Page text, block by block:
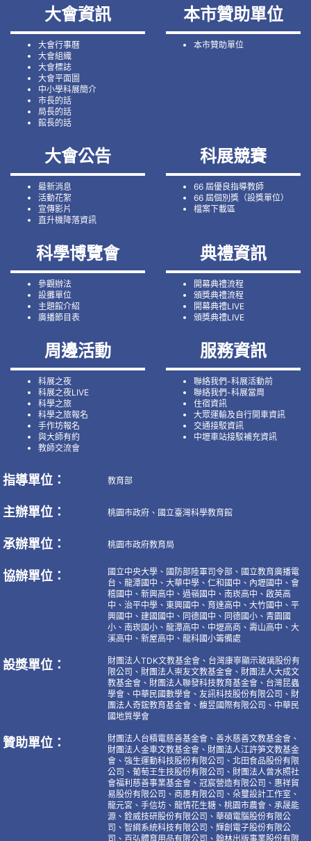
大會資訊
大會行事曆
大會組織
大會標誌
大會平面圖
中小學科展簡介
市長的話
局長的話
館長的話
本市贊助單位
本市贊助單位
大會公告
最新消息
活動花絮
宣傳影片
直升機降落資訊
科展競賽
66 屆優良指導教師
66 屆個別獎（設獎單位）
檔案下載區
科學博覽會
參觀辦法
設攤單位
主題館介紹
廣播節目表
典禮資訊
開幕典禮流程
頒獎典禮流程
開幕典禮LIVE
頒獎典禮LIVE
周邊活動
科展之夜
科展之夜LIVE
科學之旅
科學之旅報名
手作坊報名
與大師有約
教師交流會
服務資訊
聯絡我們-科展活動前
聯絡我們-科展當周
住宿資訊
大眾運輸及自行開車資訊
交通接駁資訊
中壢車站接駁補充資訊
指導單位： 教育部
主辦單位： 桃園市政府、國立臺灣科學教育館
承辦單位： 桃園市政府教育局
協辦單位：
國立中央大學、國防部陸軍司令部、國立教育廣播電
台、龍潭國中、大華中學、仁和國中、內壢國中、會
稽國中、新興高中、過嶺國中、南崁高中、啟英高
中、治平中學、東興國中、育達高中、大竹國中、平
興國中、建國國中、同德國中、同德國小、青園國
小、南崁國小、龍潭高中、中壢高商、壽山高中、大
溪高中、新屋高中、龍科國小籌備處
設獎單位：
財團法人TDK文教基金會、台灣康寧顯示玻璃股份有
限公司、財團法人崇友文教基金會、財團法人大成文
教基金會、財團法人聯發科技教育基金會、台灣昆蟲
學會、中華民國數學會、友訊科技股份有限公司、財
團法人奇鋐教育基金會、馥昱國際有限公司、中華民
國地質學會
贊助單位：
財團法人台積電慈善基金會、善水慈善文教基金會、
財團法人金車文教基金會、財團法人江許笋文教基金
會、強生運動科技股份有限公司、北田食品股份有限
公司、葡萄王生技股份有限公司、財團法人曾水照社
會福利慈善事業基金會、冠宸營造有限公司、惠祥貿
易股份有限公司、商惠有限公司、朵璽設計工作室、
龍元宮、手信坊、龍情花生糖、桃園市農會、承晟能
源、銓威技研股份有限公司、華碩電腦股份有限公
司、智綱系統科技有限公司、輝創電子股份有限公
司、百弘體育用品有限公司、翰林出版事業股份有限